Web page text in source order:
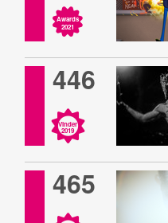
Awards
2021
446
Vinder
2019
465